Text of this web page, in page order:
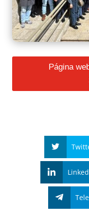
Página